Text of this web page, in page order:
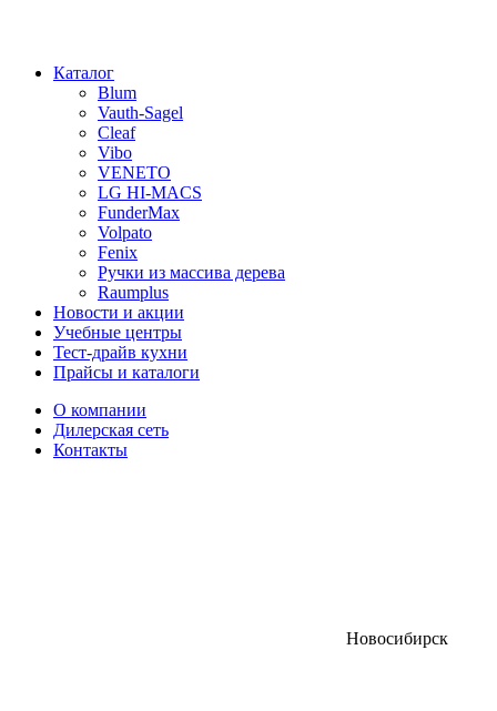
Каталог
Blum
Vauth-Sagel
Cleaf
Vibo
VENETO
LG HI-MACS
FunderMax
Volpato
Fenix
Ручки из массива дерева
Raumplus
Новости и акции
Учебные центры
Тест-драйв кухни
Прайсы и каталоги
О компании
Дилерская сеть
Контакты
Новосибирск